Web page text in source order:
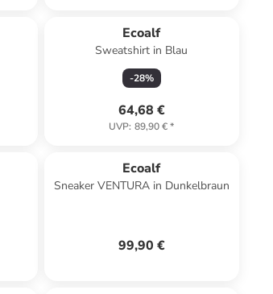
Ecoalf
Sweatshirt in Blau
-28%
64,68 €
UVP: 89,90 €*
Ecoalf
Sneaker VENTURA in Dunkelbraun
99,90 €